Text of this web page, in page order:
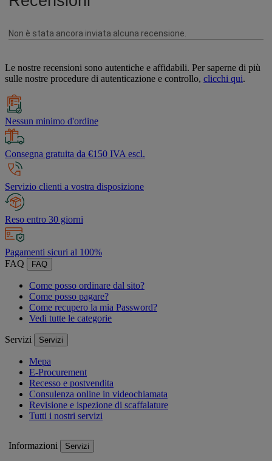
Le nostre recensioni sono autentiche e affidabili. Per saperne di più
sulle nostre procedure di autenticazione e controllo, clicchi qui.
Nessun minimo d'ordine
Consegna gratuita da €150 IVA escl.
Servizio clienti a vostra disposizione
Reso entro 30 giorni
Pagamenti sicuri al 100%
FAQ
FAQ
Come posso ordinare dal sito?
Come posso pagare?
Come recupero la mia Password?
Vedi tutte le categorie
Servizi Servizi
Mepa
E-Procurement
Recesso e postvendita
Consulenza online in videochiamata
Revisione e ispezione di scaffalature
Tutti i nostri servizi
Informazioni Servizi